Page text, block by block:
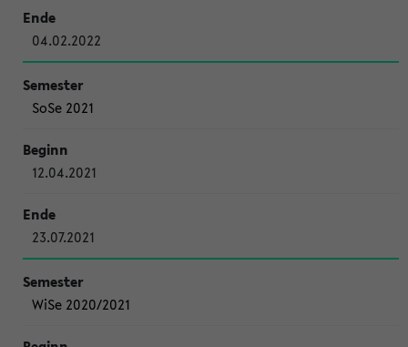
04.02.2022
SoSe 2021
12.04.2021
23.07.2021
WiSe 2020/2021